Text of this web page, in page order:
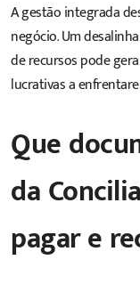
A gestão integrada
negócio. Um
de recursos pode
lucrativas a
Que
da
pagar e